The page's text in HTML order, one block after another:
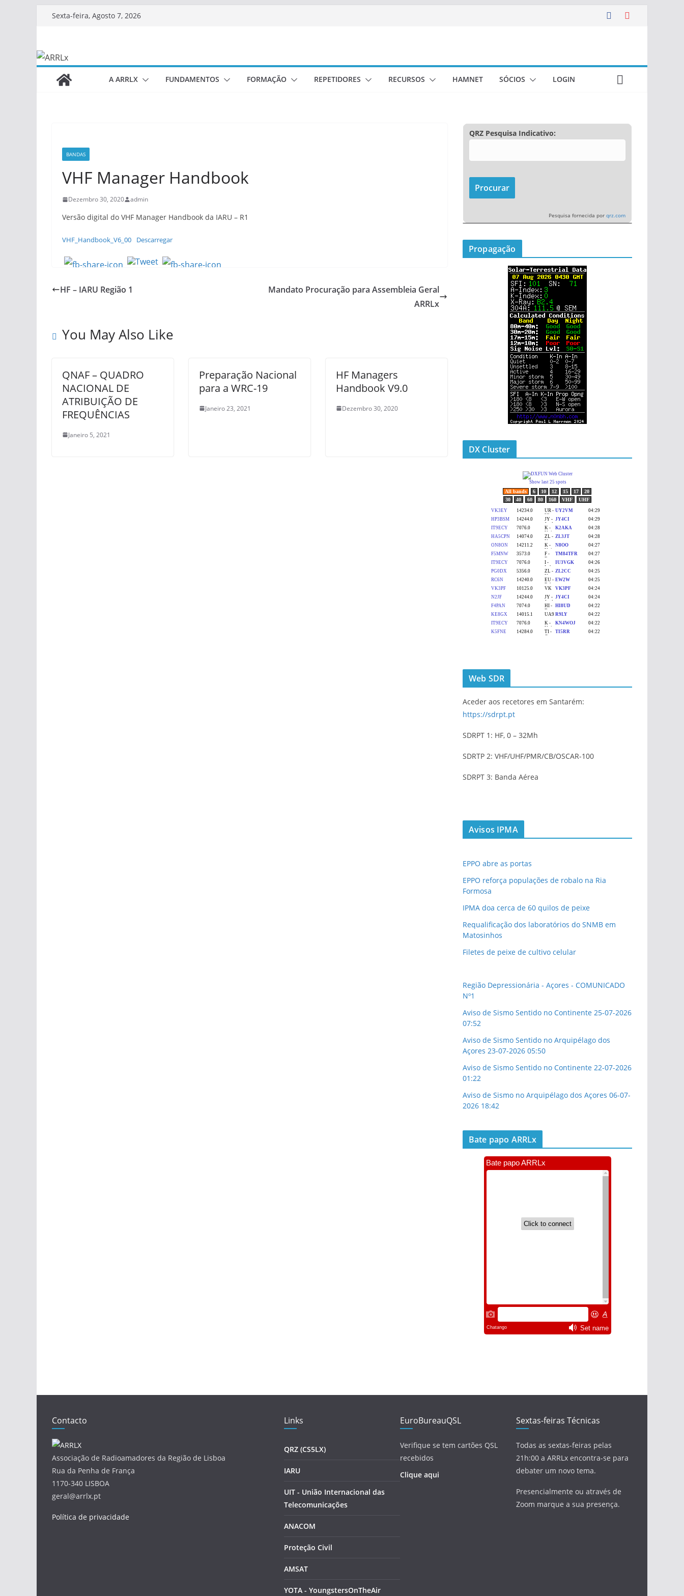
Sexta-feira, Agosto 7, 2026
A ARRLX FUNDAMENTOS FORMAÇÃO REPETIDORES RECURSOS HAMNET SÓCIOS LOGIN
BANDAS
VHF Manager Handbook
Dezembro 30, 2020 admin
Versão digital do VHF Manager Handbook da IARU – R1
VHF_Handbook_V6_00 Descarregar
HF – IARU Região 1
Mandato Procuração para Assembleia Geral
ARRLx
You May Also Like
QNAF – QUADRO
NACIONAL DE
ATRIBUIÇÃO DE
FREQUÊNCIAS
Janeiro 5, 2021
Preparação Nacional
para a WRC-19
Janeiro 23, 2021
HF Managers
Handbook V9.0
Dezembro 30, 2020
QRZ Pesquisa Indicativo:
Pesquisa fornecida por qrz.com
Propagação
DX Cluster
Web SDR
Aceder aos recetores em Santarém:
https://sdrpt.pt
SDRPT 1: HF, 0 – 32Mh
SDRTP 2: VHF/UHF/PMR/CB/OSCAR-100
SDRPT 3: Banda Aérea
Avisos IPMA
EPPO abre as portas
EPPO reforça populações de robalo na Ria
Formosa
IPMA doa cerca de 60 quilos de peixe
Requalificação dos laboratórios do SNMB em
Matosinhos
Filetes de peixe de cultivo celular
Região Depressionária - Açores - COMUNICADO
Nº1
Aviso de Sismo Sentido no Continente 25-07-2026
07:52
Aviso de Sismo Sentido no Arquipélago dos
Açores 23-07-2026 05:50
Aviso de Sismo Sentido no Continente 22-07-2026
01:22
Aviso de Sismo no Arquipélago dos Açores 06-07-
2026 18:42
Bate papo ARRLx
Contacto
Associação de Radioamadores da Região de Lisboa
Rua da Penha de França
1170-340 LISBOA
geral@arrlx.pt
Política de privacidade
Links
QRZ (CS5LX)
IARU
UIT - União Internacional das
Telecomunicações
ANACOM
Proteção Civil
AMSAT
YOTA - YoungstersOnTheAir
EuroBureauQSL
Verifique se tem cartões QSL
recebidos
Clique aqui
Sextas-feiras Técnicas
Todas as sextas-feiras pelas
21h:00 a ARRLx encontra-se para
debater um novo tema.
Presencialmente ou através de
Zoom marque a sua presença.